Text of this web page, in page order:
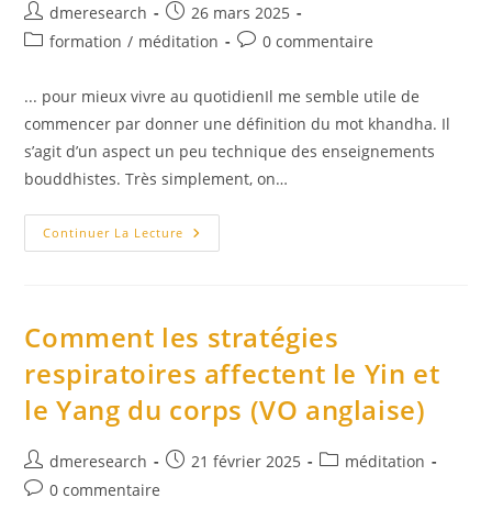
Auteur/autrice
de
dmeresearch
Publication
publiée :
26 mars 2025
Postformation / méditation
Commentaires
la
publication :
0 commentaire
... pour mieux vivre au quotidienIl me semble utile de
commencer par donner une définition du mot khandha. Il
s’agit d’un aspect un peu technique des enseignements
bouddhistes. Très simplement, on…
Continuer La Lecture Comprendre
Les
Comment les stratégies
respiratoires affectent le Yin et
le Yang du corps (VO anglaise)
Auteur/autrice
de
dmeresearch
Publication
21 février 2025
Postméditation
Commentaires
0 commentaire